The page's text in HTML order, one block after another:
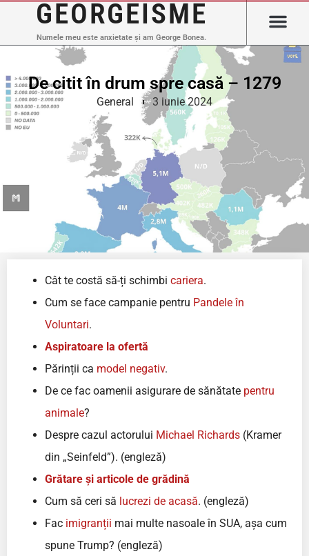
GEORGEISME
Numele meu este anxietate și am George Bonea.
De citit în drum spre casă – 1279
General 3 iunie 2024
Cât te costă să-ți schimbi cariera.
Cum se face campanie pentru Pandele în
Voluntari.
Aspiratoare la ofertă
Părinții ca model negativ.
De ce fac oamenii asigurare de sănătate pentru
animale?
Despre cazul actorului Michael Richards (Kramer
din „Seinfeld”). (engleză)
Grătare și articole de grădină
Cum să ceri să lucrezi de acasă. (engleză)
Fac imigranții mai multe nasoale în SUA, așa cum
spune Trump? (engleză)